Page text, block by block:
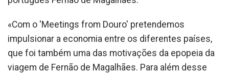
«Com o 'Meetings from Douro' pretendemos
impulsionar a economia entre os diferentes países,
que foi também uma das motivações da epopeia da
viagem de Fernão de Magalhães. Para além desse